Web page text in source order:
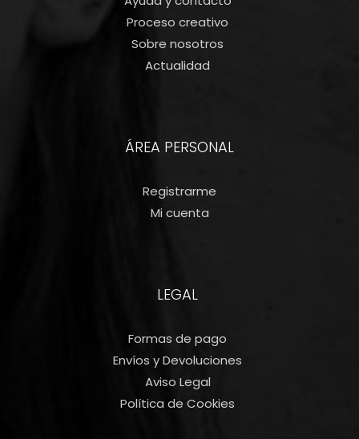
Proceso creativo
Sobre nosotros
Actualidad
ÁREA PERSONAL
Registrarme
Mi cuenta
LEGAL
Formas de pago
Envíos y Devoluciones
Aviso Legal
Política de Cookies